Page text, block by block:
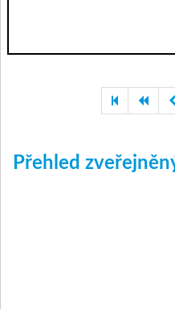
Přehled